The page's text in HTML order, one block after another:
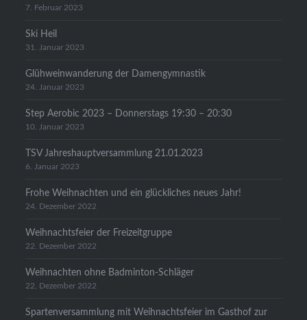
7. Februar 2023
Ski Heil
31. Januar 2023
Glühweinwanderung der Damengymnastik
24. Januar 2023
Step Aerobic 2023 – Donnerstags 19:30 – 20:30
10. Januar 2023
TSV Jahreshauptversammlung 21.01.2023
6. Januar 2023
Frohe Weihnachten und ein glückliches neues Jahr!
24. Dezember 2022
Weihnachtsfeier der Freizeitgruppe
22. Dezember 2022
Weihnachten ohne Badminton-Schläger
22. Dezember 2022
Spartenversammlung mit Weihnachtsfeier im Gasthof zur